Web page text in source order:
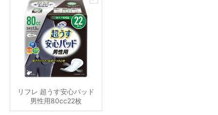
リフレ 超うす安心パッド
男性用80cc22枚